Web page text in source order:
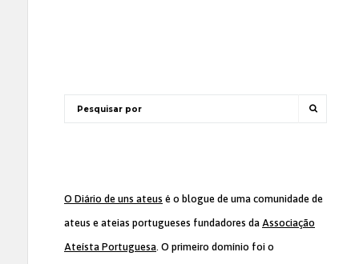
O Diário de uns ateus é o blogue de uma comunidade de
ateus e ateias portugueses fundadores da Associação
Ateísta Portuguesa. O primeiro domínio foi o